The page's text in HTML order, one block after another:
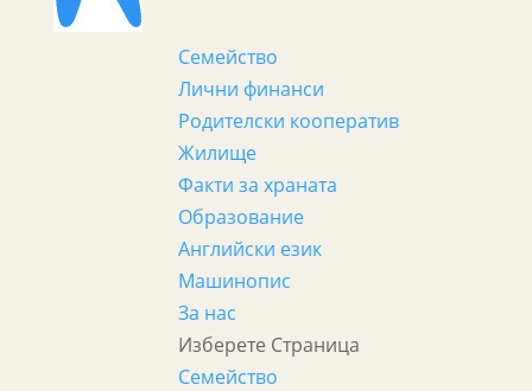
Семейство
Лични финанси
Родителски кооператив
Жилище
Факти за храната
Образование
Английски език
Машинопис
За нас
Изберете Страница
Семейство